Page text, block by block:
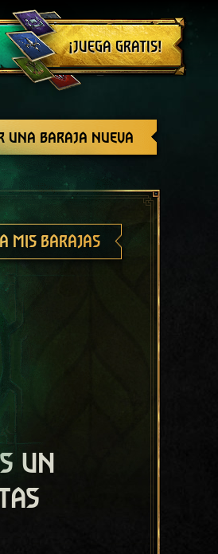
¡JUEGA GRATIS!
una baraja nueva
A MIS BARAJAS
un